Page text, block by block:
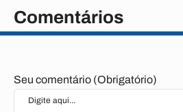
Comentários
Seu comentário (Obrigatório)